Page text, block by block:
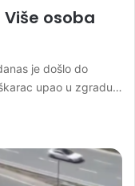
Više osoba
je došlo do
upao u zgradu…